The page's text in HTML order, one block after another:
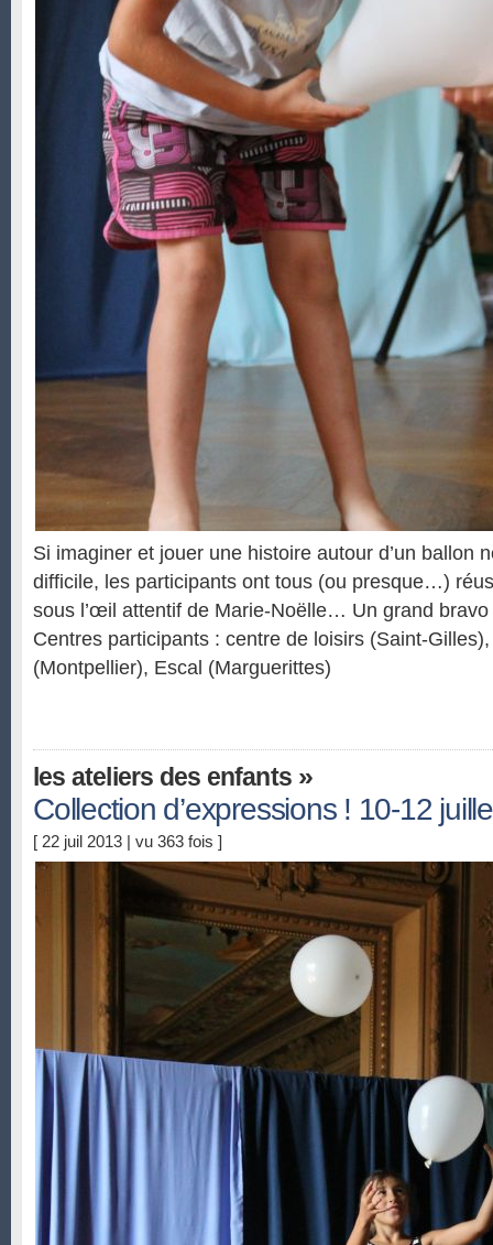
Si imaginer et jouer une histoire autour d’un ballon
difficile, les participants ont tous (ou presque…)
sous l’œil attentif de Marie-Noëlle… Un grand bravo
Centres participants : centre de loisirs (Saint-
(Montpellier), Escal (Marguerittes)
les ateliers des enfants »
Collection d’expressions ! 10-12
[ 22 juil 2013 | vu 363 fois ]